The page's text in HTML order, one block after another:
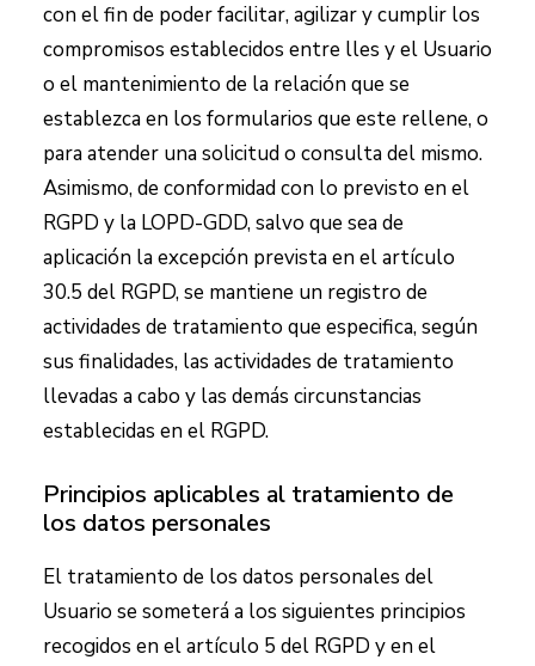
con el fin de poder facilitar, agilizar y cumplir los
compromisos establecidos entre lles y el Usuario
o el mantenimiento de la relación que se
establezca en los formularios que este rellene, o
para atender una solicitud o consulta del mismo.
Asimismo, de conformidad con lo previsto en el
RGPD y la LOPD-GDD, salvo que sea de
aplicación la excepción prevista en el artículo
30.5 del RGPD, se mantiene un registro de
actividades de tratamiento que especifica, según
sus finalidades, las actividades de tratamiento
llevadas a cabo y las demás circunstancias
establecidas en el RGPD.
Principios aplicables al tratamiento de
los datos personales
El tratamiento de los datos personales del
Usuario se someterá a los siguientes principios
recogidos en el artículo 5 del RGPD y en el